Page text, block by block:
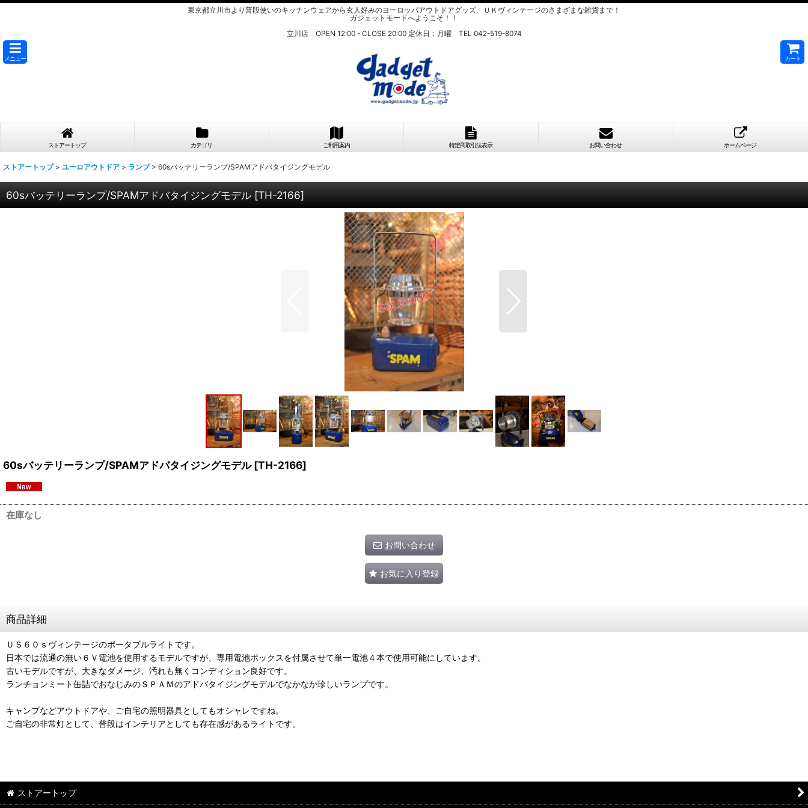
東京都立川市より普段使いのキッチンウェアから玄人好みのヨーロッパアウトドアグッズ、ＵＫヴィンテージのさまざまな雑貨まで！
ガジェットモードへようこそ！！
立川店 OPEN 12:00 - CLOSE 20:00 定休日：月曜 TEL 042-519-8074
メニュー カート
ストアートップ カテゴリ ご利用案内 特定商取引法表示 お問い合わせ ホームページ
ストアートップ > ユーロアウトドア > ランプ > 60sバッテリーランプ/SPAMアドバタイジングモデル
60sバッテリーランプ/SPAMアドバタイジングモデル [TH-2166]
60sバッテリーランプ/SPAMアドバタイジングモデル [TH-2166]
在庫なし
お問い合わせ
お気に入り登録
商品詳細
ＵＳ６０ｓヴィンテージのポータブルライトです。
日本では流通の無い６Ｖ電池を使用するモデルですが、専用電池ボックスを付属させて単一電池４本で使用可能にしています。
古いモデルですが、大きなダメージ、汚れも無くコンディション良好です。
ランチョンミート缶詰でおなじみのＳＰＡＭのアドバタイジングモデルでなかなか珍しいランプです。
キャンプなどアウトドアや、ご自宅の照明器具としてもオシャレですね。
ご自宅の非常灯として、普段はインテリアとしても存在感があるライトです。
ストアートップ